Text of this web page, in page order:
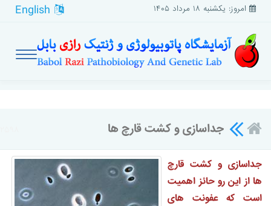
امروز: یکشنبه ۱۸ مرداد ۱۴۰۵
جداسازی و کشت قارچ ها
جداسازی و کشت قارچ
ها از این رو حائز اهمیت
است که عفونت های